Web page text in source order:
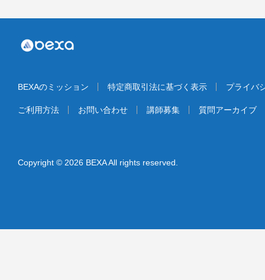
BEXAのミッション 特定商取引法に基づく表示 プライバ
ご利用方法 お問い合わせ 講師募集 質問アーカイブ
Copyright © 2026 BEXA All rights reserved.